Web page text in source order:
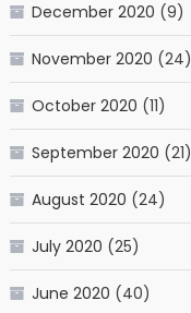
December 2020 (9)
November 2020 (24)
October 2020 (11)
September 2020 (21)
August 2020 (24)
July 2020 (25)
June 2020 (40)